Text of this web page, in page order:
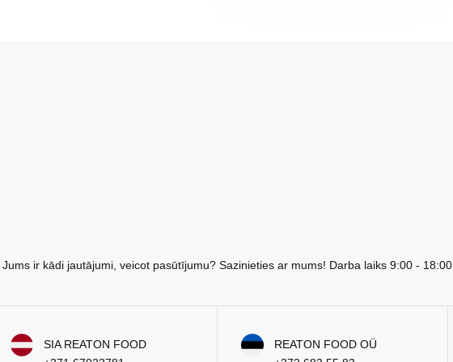
Jums ir kādi jautājumi, veicot pasūtījumu? Sazinieties ar mums! Darba laiks 9:00 - 18:00
SIA REATON FOOD
REATON FOOD OÜ